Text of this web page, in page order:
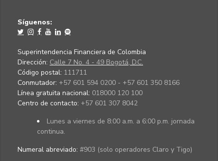
Síguenos:
Superintendencia Financiera de Colombia
Dirección: Calle 7 No. 4 - 49 Bogotá, D.C.
Código postal: 111711
Conmutador: +57 601 594 0200 - +57 601 350 8166
Línea gratuita nacional: 018000 120 100
Centro de contacto: +57 601 307 8042
Lunes a viernes de 8:00 a.m. a 6:00 p.m. jornada
continua.
Numeral abreviado: #903 (solo operadores Claro y Tigo)